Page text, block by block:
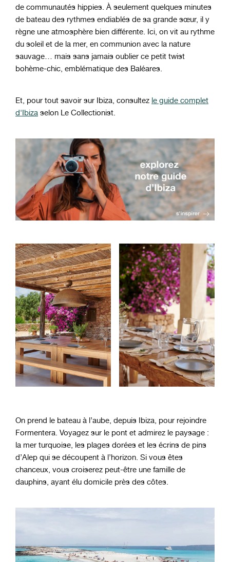
de communautés hippies. À seulement quelques minutes
de bateau des rythmes endiablés de sa grande sœur, il y
règne une atmosphère bien différente. Ici, on vit au rythme
du soleil et de la mer, en communion avec la nature
sauvage… mais sans jamais oublier ce petit twist
bohème-chic, emblématique des Baléares.
Et, pour tout savoir sur Ibiza, consultez le guide complet
d'Ibiza selon Le Collectionist.
On prend le bateau à l’aube, depuis Ibiza, pour rejoindre
Formentera. Voyagez sur le pont et admirez le paysage :
la mer turquoise, les plages dorées et les écrins de pins
d’Alep qui se découpent à l’horizon. Si vous êtes
chanceux, vous croiserez peut-être une famille de
dauphins, ayant élu domicile près des côtes.